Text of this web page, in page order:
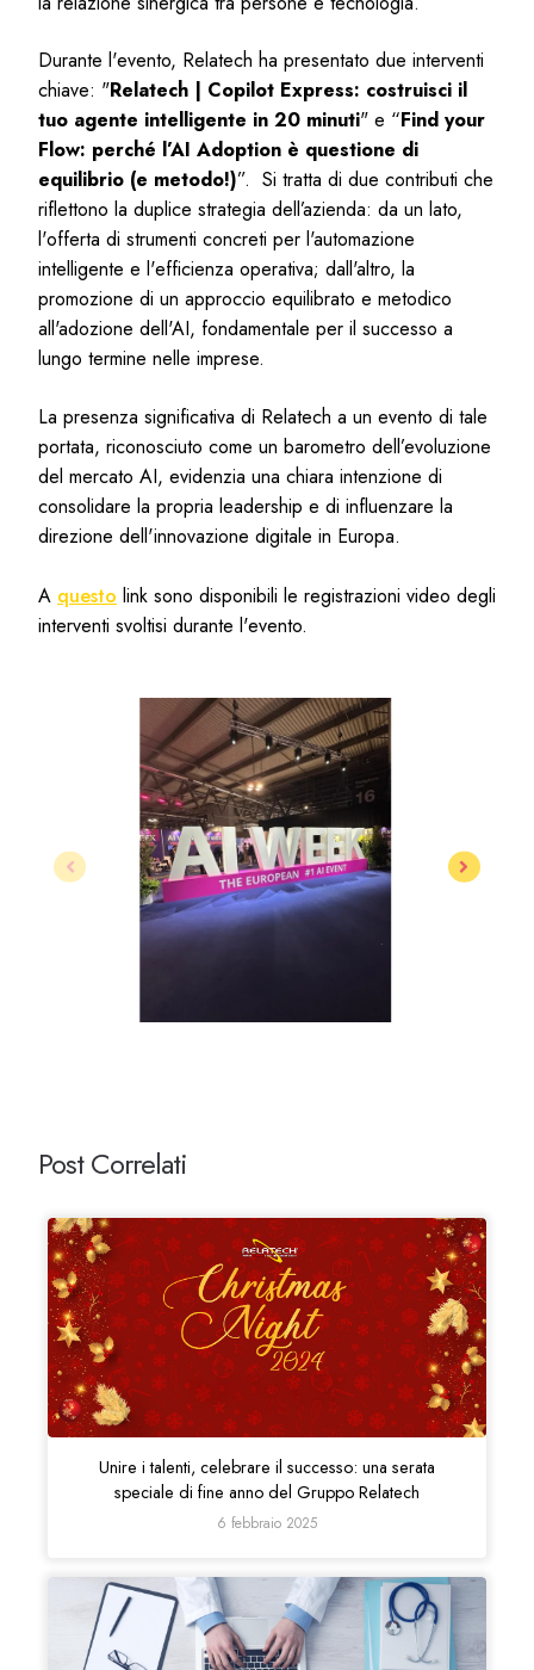
Durante l'evento, Relatech ha presentato due interventi
chiave: "Relatech | Copilot Express: costruisci il
tuo agente intelligente in 20 minuti" e “Find your
Flow: perché l’AI Adoption è questione di
equilibrio (e metodo!)”. Si tratta di due contributi che
riflettono la duplice strategia dell’azienda: da un lato,
l'offerta di strumenti concreti per l'automazione
intelligente e l'efficienza operativa; dall'altro, la
promozione di un approccio equilibrato e metodico
all'adozione dell'AI, fondamentale per il successo a
lungo termine nelle imprese.
La presenza significativa di Relatech a un evento di tale
portata, riconosciuto come un barometro dell’evoluzione
del mercato AI, evidenzia una chiara intenzione di
consolidare la propria leadership e di influenzare la
direzione dell'innovazione digitale in Europa.
A questo link sono disponibili le registrazioni video degli
interventi svoltisi durante l'evento.
Post Correlati
Unire i talenti, celebrare il successo: una serata
speciale di fine anno del Gruppo Relatech
6 febbraio 2025